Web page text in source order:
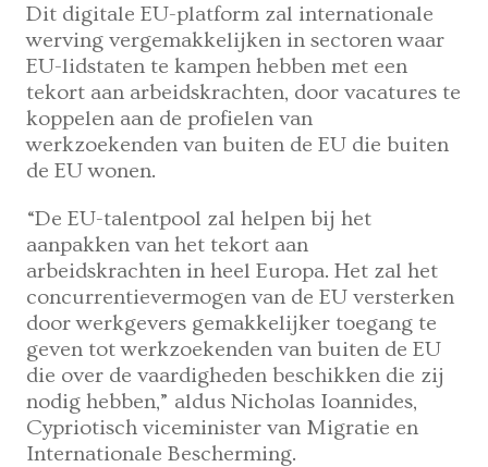
Dit digitale EU-platform zal internationale
werving vergemakkelijken in sectoren waar
EU-lidstaten te kampen hebben met een
tekort aan arbeidskrachten, door vacatures te
koppelen aan de profielen van
werkzoekenden van buiten de EU die buiten
de EU wonen.
“De EU-talentpool zal helpen bij het
aanpakken van het tekort aan
arbeidskrachten in heel Europa. Het zal het
concurrentievermogen van de EU versterken
door werkgevers gemakkelijker toegang te
geven tot werkzoekenden van buiten de EU
die over de vaardigheden beschikken die zij
nodig hebben,” aldus Nicholas Ioannides,
Cypriotisch viceminister van Migratie en
Internationale Bescherming.